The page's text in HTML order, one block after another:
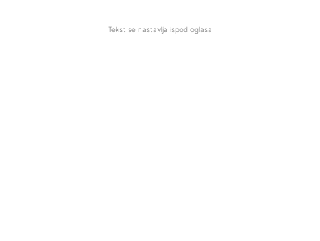
Tekst se nastavlja ispod oglasa